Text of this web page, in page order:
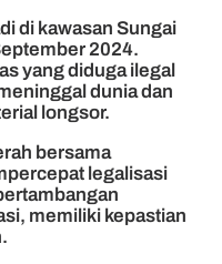
di kawasan Sungai
2024.
yang diduga ilegal
dunia dan
longsor.
bersama
legalisasi
memiliki kepastian